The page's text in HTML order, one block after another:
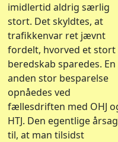
imidlertid aldrig særlig
stort. Det skyldtes, at
trafikkenvar ret jævnt
fordelt, hvorved et stort
beredskab sparedes. En
anden stor besparelse
opnåedes ved
fællesdriften med OHJ
HTJ. Den egentlige årsag
til, at man tilsidst